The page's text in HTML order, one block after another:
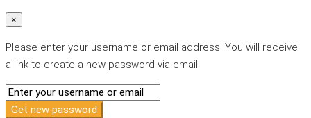
×
Please enter your username or email address. You will receive
a link to create a new password via email.
Get new password